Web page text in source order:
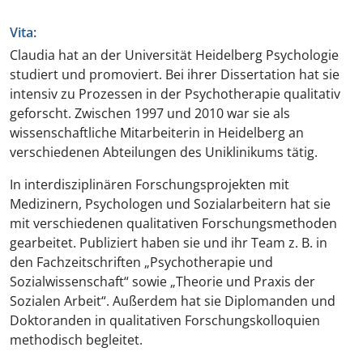
Vita:
Claudia hat an der Universität Heidelberg Psychologie
studiert und promoviert. Bei ihrer Dissertation hat sie
intensiv zu Prozessen in der Psychotherapie qualitativ
geforscht. Zwischen 1997 und 2010 war sie als
wissenschaftliche Mitarbeiterin in Heidelberg an
verschiedenen Abteilungen des Uniklinikums tätig.
In interdisziplinären Forschungsprojekten mit
Medizinern, Psychologen und Sozialarbeitern hat sie
mit verschiedenen qualitativen Forschungsmethoden
gearbeitet. Publiziert haben sie und ihr Team z. B. in
den Fachzeitschriften „Psychotherapie und
Sozialwissenschaft“ sowie „Theorie und Praxis der
Sozialen Arbeit“. Außerdem hat sie Diplomanden und
Doktoranden in qualitativen Forschungskolloquien
methodisch begleitet.